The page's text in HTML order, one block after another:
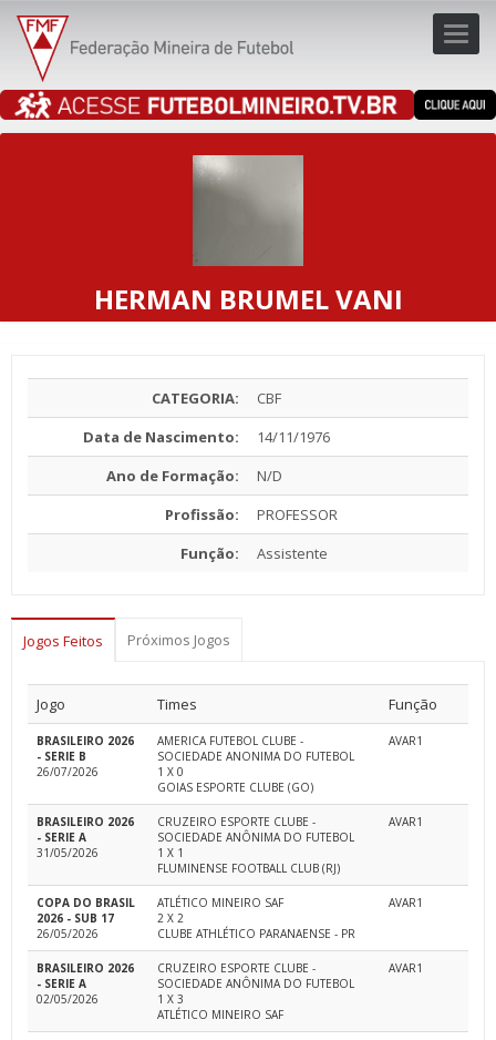
HERMAN BRUMEL VANI
CATEGORIA:
CBF
Data de Nascimento:
14/11/1976
Ano de Formação:
N/D
Profissão:
PROFESSOR
Função:
Assistente
Jogos Feitos Próximos Jogos
Jogo Times Função
BRASILEIRO 2026
- SERIE B
26/07/2026
AMERICA FUTEBOL CLUBE -
SOCIEDADE ANONIMA DO FUTEBOL
1 X 0
GOIAS ESPORTE CLUBE (GO)
AVAR1
BRASILEIRO 2026
- SERIE A
31/05/2026
CRUZEIRO ESPORTE CLUBE -
SOCIEDADE ANÔNIMA DO FUTEBOL
1 X 1
FLUMINENSE FOOTBALL CLUB (RJ)
AVAR1
COPA DO BRASIL
2026 - SUB 17
26/05/2026
ATLÉTICO MINEIRO SAF
2 X 2
CLUBE ATHLÉTICO PARANAENSE - PR
AVAR1
BRASILEIRO 2026
- SERIE A
02/05/2026
CRUZEIRO ESPORTE CLUBE -
SOCIEDADE ANÔNIMA DO FUTEBOL
1 X 3
ATLÉTICO MINEIRO SAF
AVAR1